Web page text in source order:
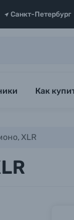
Санкт-Петербург
Как
XLR